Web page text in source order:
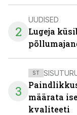
2
UUDISED
Lugeja
3
ST
määrata
kvaliteeti